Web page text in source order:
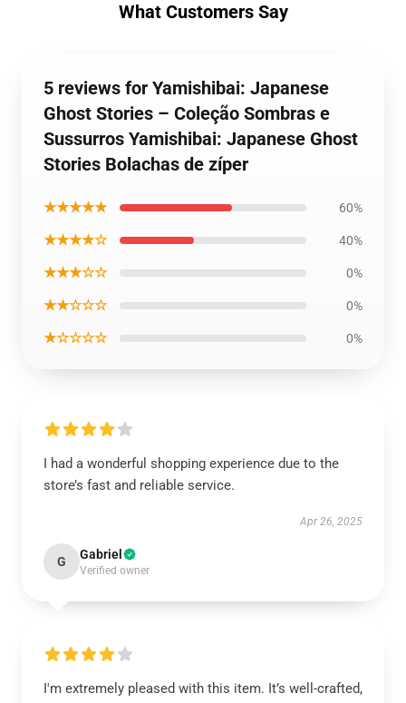
What Customers Say
5 reviews for Yamishibai: Japanese
Ghost Stories – Coleção Sombras e
Sussurros Yamishibai: Japanese Ghost
Stories Bolachas de zíper
★★★★★ 60%
★★★★☆ 40%
★★★☆☆ 0%
★★☆☆☆ 0%
★☆☆☆☆ 0%
I had a wonderful shopping experience due to the
store’s fast and reliable service.
Apr 26, 2025
G Gabriel
Verified owner
I'm extremely pleased with this item. It’s well-crafted,